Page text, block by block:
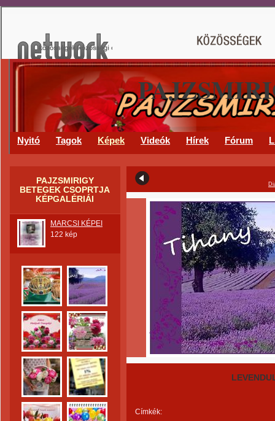
Nyitó Tagok Képek Videók Hírek Fórum
PAJZSMIRIGY
BETEGEK CSOPRTJA
KÉPGALÉRIÁI
MARCSI KÉPEI
122 kép
Címkék: